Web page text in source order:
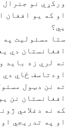
ورکړي نو
او که يو افغان
يي؟
ستا مسئوليت په
افغانستان دي
نه لري زه بايد
اودتاسف ځاي
ته نن دټول
افغانستان نن
که نه دغلامي
او په تدريجي